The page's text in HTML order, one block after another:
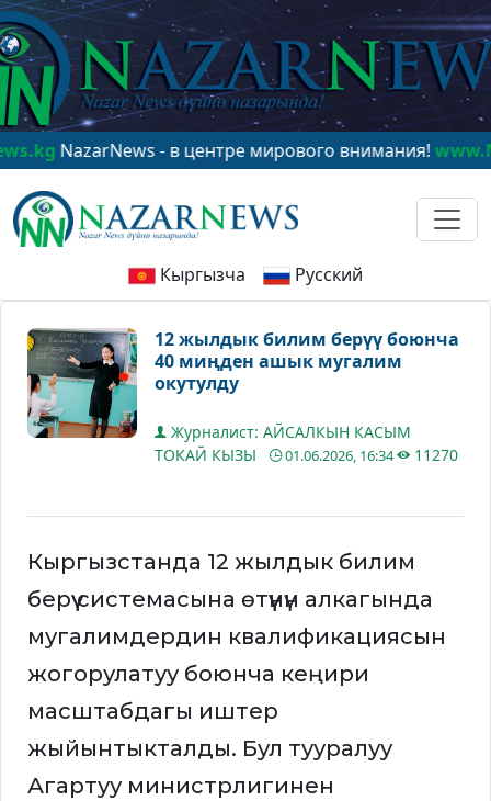
NazarNews - в центре мирового внимания!
Кыргызча Русский
12 жылдык билим берүү боюнча
40 миңден ашык мугалим
окутулду
Журналист: АЙСАЛКЫН КАСЫМ
ТОКАЙ КЫЗЫ
01.06.2026, 16:34 11270
Кыргызстанда 12 жылдык билим
берүү системасына өтүүнүн алкагында
мугалимдердин квалификациясын
жогорулатуу боюнча кеңири
масштабдагы иштер
жыйынтыкталды. Бул тууралуу
Агартуу министрлигинен